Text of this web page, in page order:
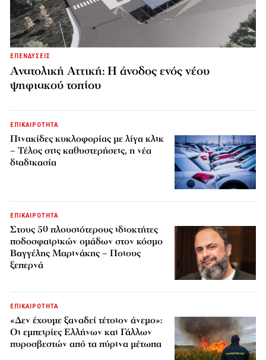
ΕΠΕΝΔΥΣΕΙΣ
Ανατολική Αττική: Η άνοδος ενός νέου
ψηφιακού τοπίου
ΕΠΙΚΑΙΡΟΤΗΤΑ
Πινακίδες κυκλοφορίας με λίγα κλικ
– Τέλος στις καθυστερήσεις, η νέα
διαδικασία
ΕΠΙΚΑΙΡΟΤΗΤΑ
Στους 50 πλουσιότερους ιδιοκτήτες
ποδοσφαιρικών ομάδων στον κόσμο
Βαγγέλης Μαρινάκης – Ποιους
ξεπερνά
ΕΠΙΚΑΙΡΟΤΗΤΑ
«Δεν έχουμε ξαναδεί τέτοιον άνεμο»:
Οι εμπειρίες Ελλήνων και Γάλλων
πυροσβεστών από τα πύρινα μέτωπα